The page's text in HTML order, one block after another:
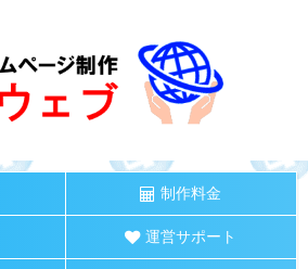
制作料金
運営サポート